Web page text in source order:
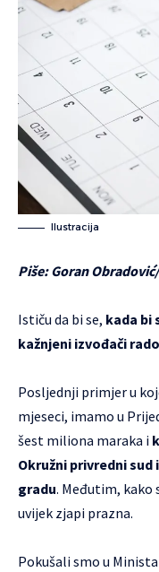
Ilustracija
Piše: Goran Obradović/
Ističu da bi se, kada bi
kažnjeni izvođači
Posljednji primjer u
mjeseci, imamo u
šest miliona maraka i
Okružni privredni
gradu. Međutim, kako
uvijek zjapi prazna.
Pokušali smo u